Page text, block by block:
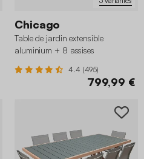
Chicago
Table de jardin extensible
aluminium + 8 assises
4.4 (495)
799,99 €